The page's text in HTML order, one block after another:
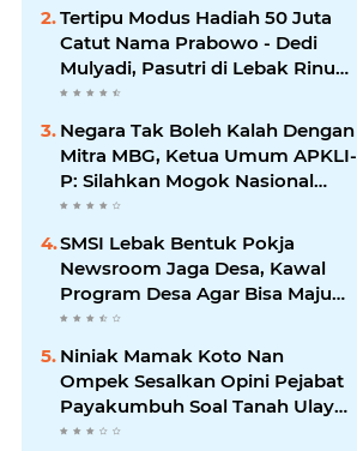
Pusat
Tertipu Modus Hadiah 50 Juta
Catut Nama Prabowo - Dedi
Mulyadi, Pasutri di Lebak Rinu
Cikate Lebak Rugi Rp 12 Juta
Negara Tak Boleh Kalah Dengan
Mitra MBG, Ketua Umum APKLI-
P: Silahkan Mogok Nasional
Ganti Kantin Sekolah
SMSI Lebak Bentuk Pokja
Newsroom Jaga Desa, Kawal
Program Desa Agar Bisa Maju
dan Mandiri
Niniak Mamak Koto Nan
Ompek Sesalkan Opini Pejabat
Payakumbuh Soal Tanah Ulayat
Demi Jabatan